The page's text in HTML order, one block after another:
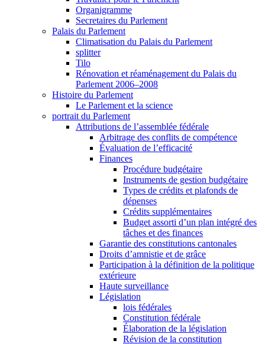
Organigramme
Secretaires du Parlement
Palais du Parlement
Climatisation du Palais du Parlement
splitter
Tilo
Rénovation et réaménagement du Palais du
Parlement 2006–2008
Histoire du Parlement
Le Parlement et la science
portrait du Parlement
Attributions de l’assemblée fédérale
Arbitrage des conflits de compétence
Évaluation de l’efficacité
Finances
Procédure budgétaire
Instruments de gestion budgétaire
Types de crédits et plafonds de
dépenses
Crédits supplémentaires
Budget assorti d’un plan intégré des
tâches et des finances
Garantie des constitutions cantonales
Droits d’amnistie et de grâce
Participation à la définition de la politique
extérieure
Haute surveillance
Législation
lois fédérales
Constitution fédérale
Élaboration de la législation
Révision de la constitution